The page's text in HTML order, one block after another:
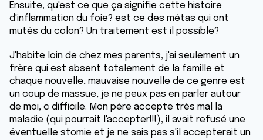
Ensuite, qu'est ce que ça signifie cette histoire
d'inflammation du foie? est ce des métas qui ont
mutés du colon? Un traitement est il possible?
J'habite loin de chez mes parents, j'ai seulement un
frère qui est absent totalement de la famille et
chaque nouvelle, mauvaise nouvelle de ce genre est
un coup de massue, je ne peux pas en parler autour
de moi, c difficile. Mon père accepte très mal la
maladie (qui pourrait l'accepter!!!), il avait refusé une
éventuelle stomie et je ne sais pas s'il accepterait un